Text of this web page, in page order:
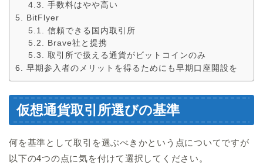
手数料はやや高い
BitFlyer
信頼できる国内取引所
Brave社と提携
取引所で扱える通貨がビットコインのみ
早期参入者のメリットを得るためにも早期口座開設を
仮想通貨取引所選びの基準
何を基準として取引を選ぶべきかという点についてですが
以下の4つの点に気を付けて選択してください。